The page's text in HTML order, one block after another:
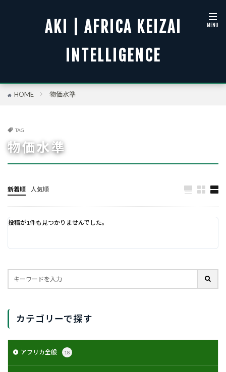
AKI | AFRICA KEIZAI
INTELLIGENCE
HOME 物価水準
TAG
物価水準
新着順 人気順
投稿が1件も見つかりませんでした。
カテゴリーで探す
アフリカ全般 18